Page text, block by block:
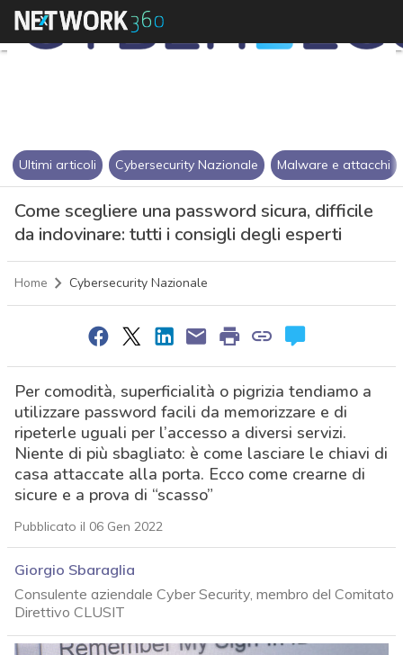
Ultimi articoli Cybersecurity Nazionale Malware e attacchi
Come scegliere una password sicura, difficile
da indovinare: tutti i consigli degli esperti
Home Cybersecurity Nazionale
Per comodità, superficialità o pigrizia tendiamo a
utilizzare password facili da memorizzare e di
ripeterle uguali per l’accesso a diversi servizi.
Niente di più sbagliato: è come lasciare le chiavi di
casa attaccate alla porta. Ecco come crearne di
sicure e a prova di “scasso”
Pubblicato il 06 Gen 2022
Giorgio Sbaraglia
Consulente aziendale Cyber Security, membro del Comitato
Direttivo CLUSIT